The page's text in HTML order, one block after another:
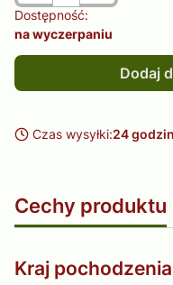
Dostępność:
na wyczerpaniu
Dodaj
Czas wysyłki:24
Cechy produktu
Kraj pochodzenia